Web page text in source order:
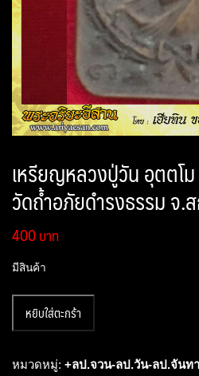
เหรียญหลวงปู่วัน อุตตโ
วัดถ้ำอภัยดำรงธรรม จ.
400
มีสินค้า
เหรียญ
ปู่
หยิบใส่ตะกร้า
หมวดหมู่: +ลป.จวน-ลป.วัน-ลป.จันท